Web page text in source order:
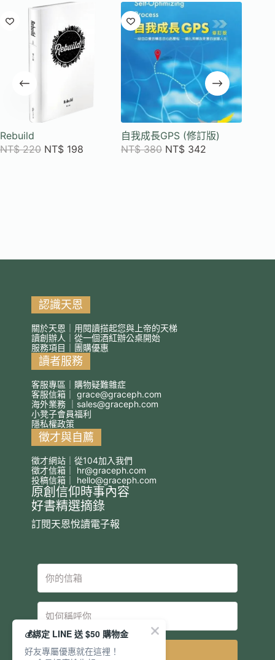
Rebuild
NT$220 NT$ 198
自我成長GPS (修訂版)
NT$380 NT$ 342
認識天恩
關於天恩｜用閱讀搭起您與上帝的天梯
讀創辦人｜從一個酒紅辦公桌開始
服務項目｜團購優惠
讀者服務
客服專區｜購物疑難雜症
客服信箱｜ grace@graceph.com
海外業務 ｜ sales@graceph.com
小凳子會員福利
隱私權政策
徵才與自薦
徵才網站｜從104加入我們
徵才信箱｜ hr@graceph.com
投稿信箱｜ hello@graceph.com
原創信仰時事內容
好書精選摘錄
訂閱天恩悅讀電子報
💰綁定 LINE 送 $50 購物金
好友專屬優惠就在這裡！